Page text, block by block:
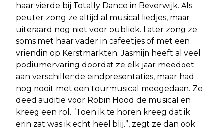
haar vierde bij Totally Dance in Beverwijk. Als
peuter zong ze altijd al musical liedjes, maar
uiteraard nog niet voor publiek. Later zong ze
soms met haar vader in cafeetjes of met een
vriendin op Kerstmarkten. Jasmijn heeft al veel
podiumervaring doordat ze elk jaar meedoet
aan verschillende eindpresentaties, maar had
nog nooit met een tourmusical meegedaan. Ze
deed auditie voor Robin Hood de musical en
kreeg een rol. “Toen ik te horen kreeg dat ik
erin zat was ik echt heel blij.”, zegt ze dan ook